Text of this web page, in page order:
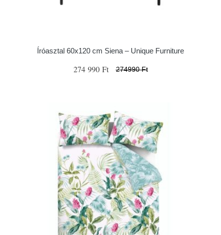
Íróasztal 60x120 cm Siena – Unique Furniture
274 990 Ft 274990 Ft